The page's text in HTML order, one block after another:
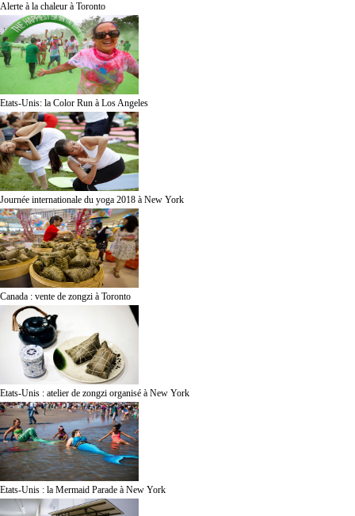
Alerte à la chaleur à Toronto
Etats-Unis: la Color Run à Los Angeles
Journée internationale du yoga 2018 à New York
Canada : vente de zongzi à Toronto
Etats-Unis : atelier de zongzi organisé à New York
Etats-Unis : la Mermaid Parade à New York